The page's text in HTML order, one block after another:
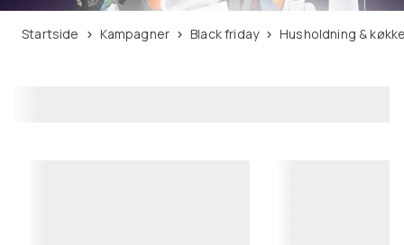
Startside Kampagner Black friday Husholdning &